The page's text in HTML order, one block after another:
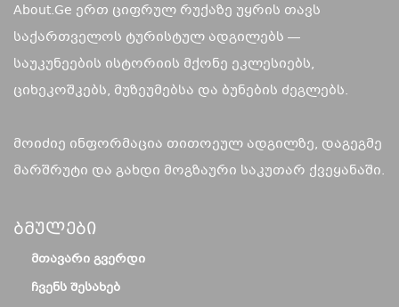
About.Ge ერთ ციფრულ რუქაზე უყრის თავს
საქართველოს ტურისტულ ადგილებს —
საუკუნეების ისტორიის მქონე ეკლესიებს,
ციხეკოშკებს, მუზეუმებსა და ბუნების ძეგლებს.
მოიძიე ინფორმაცია თითოეულ ადგილზე, დაგეგმე
მარშრუტი და გახდი მოგზაური საკუთარ ქვეყანაში.
Ბმულები
ᲛᲗᲐᲕᲐᲠᲘ ᲒᲕᲔᲠᲓᲘ
ᲩᲕᲔᲜᲡ ᲨᲔᲡᲐᲮᲔᲑ